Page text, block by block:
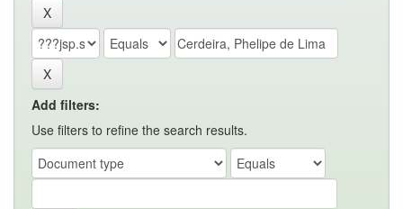
Add filters:
Use filters to refine the search results.